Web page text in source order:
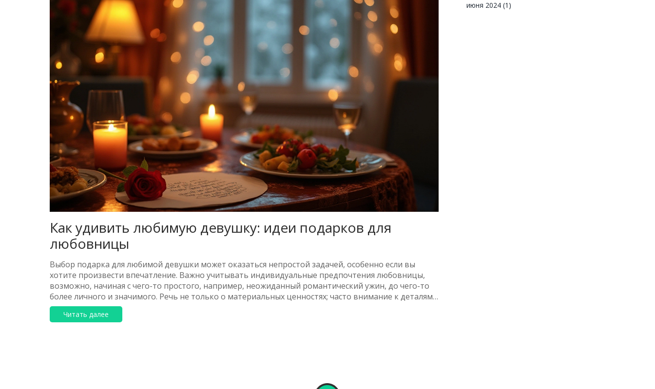
Как удивить любимую девушку: идеи подарков для
любовницы
Выбор подарка для любимой девушки может оказаться непростой задачей, особенно если вы
хотите произвести впечатление. Важно учитывать индивидуальные предпочтения любовницы,
возможно, начиная с чего-то простого, например, неожиданный романтический ужин, до чего-то
более личного и значимого. Речь не только о материальных ценностях; часто внимание к деталям
и искренность оставляют самый сильный след в сердце. В статье разберемся, какие сюрпризы
могут вызвать у девушки улыбку и помочь выразить свои чувства.
Читать далее
июня 2024 (1)